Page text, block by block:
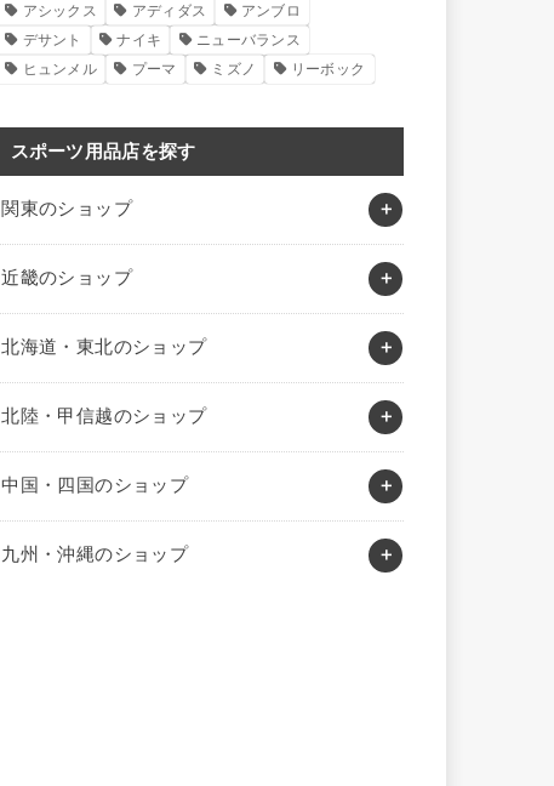
アシックス アディダス
アンブロ
デサント
ナイキ
ニューバランス
ヒュンメル
プーマ ミズノ リーボック
スポーツ用品店を探す
関東のショップ
近畿のショップ
北海道・東北のショップ
北陸・甲信越のショップ
中国・四国のショップ
九州・沖縄のショップ